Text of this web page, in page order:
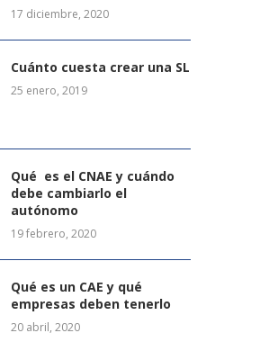
17 diciembre, 2020
Cuánto cuesta crear una SL
25 enero, 2019
Qué es el CNAE y cuándo
debe cambiarlo el
autónomo
19 febrero, 2020
Qué es un CAE y qué
empresas deben tenerlo
20 abril, 2020